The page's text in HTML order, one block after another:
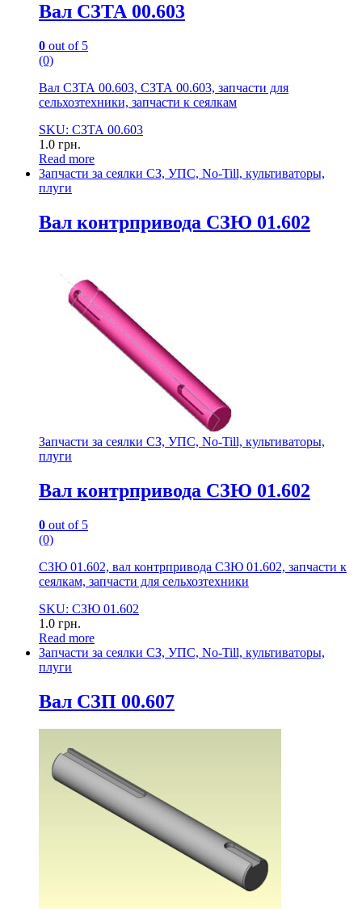
Вал СЗТА 00.603
0 out of 5
(0)
Вал СЗТА 00.603, СЗТА 00.603, запчасти для
сельхозтехники, запчасти к сеялкам
SKU: СЗТА 00.603
1.0 грн.
Read more
Запчасти за сеялки СЗ, УПС, No-Till, культиваторы,
плуги
Вал контрпривода СЗЮ 01.602
Запчасти за сеялки СЗ, УПС, No-Till, культиваторы,
плуги
Вал контрпривода СЗЮ 01.602
0 out of 5
(0)
СЗЮ 01.602, вал контрпривода СЗЮ 01.602, запчасти к
сеялкам, запчасти для сельхозтехники
SKU: СЗЮ 01.602
1.0 грн.
Read more
Запчасти за сеялки СЗ, УПС, No-Till, культиваторы,
плуги
Вал СЗП 00.607